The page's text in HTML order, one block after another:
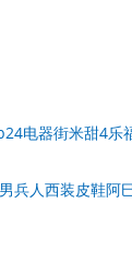
电器街米甜4乐
兵人西装皮鞋阿